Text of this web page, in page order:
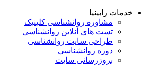
خدمات رابینیا
مشاوره روانشناسی کلینیک
تست های آنلاین روانشناسی
طراحی سایت روانشناسی
دوره روانشناسی
بروزرسانی سایت